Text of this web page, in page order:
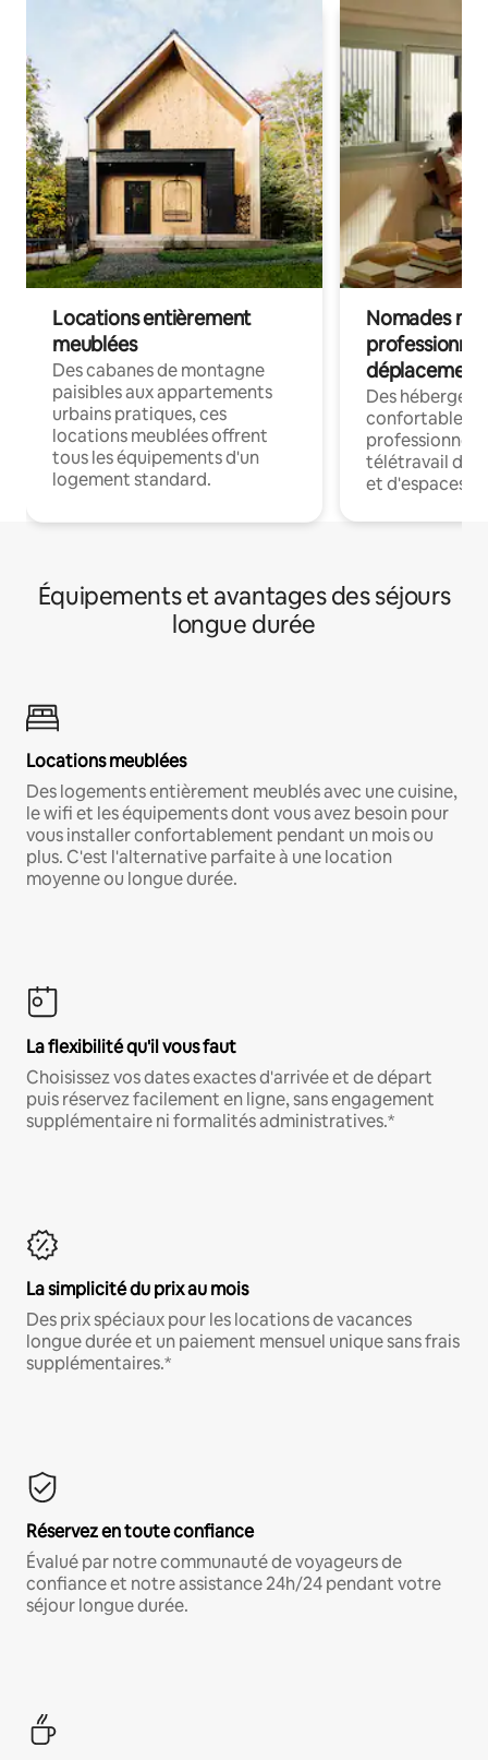
Locations entièrement
meublées
Des cabanes de montagne
paisibles aux appartements
urbains pratiques, ces
locations meublées offrent
tous les équipements d'un
logement standard.
Nomades
déplacement
Des
confortables
professionnels
télétravail
et d'espaces
Équipements et avantages des séjours
longue durée
Locations meublées
Des logements entièrement meublés avec une cuisine,
le wifi et les équipements dont vous avez besoin pour
vous installer confortablement pendant un mois ou
plus. C'est l'alternative parfaite à une location
moyenne ou longue durée.
La flexibilité qu'il vous faut
Choisissez vos dates exactes d'arrivée et de départ
puis réservez facilement en ligne, sans engagement
supplémentaire ni formalités administratives.*
La simplicité du prix au mois
Des prix spéciaux pour les locations de vacances
longue durée et un paiement mensuel unique sans frais
supplémentaires.*
Réservez en toute confiance
Évalué par notre communauté de voyageurs de
confiance et notre assistance 24h/24 pendant votre
séjour longue durée.